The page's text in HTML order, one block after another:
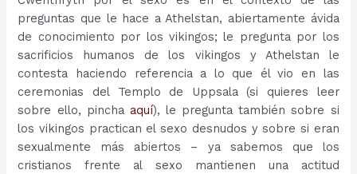
preguntas que le hace a Athelstan, abiertamente ávida
de conocimiento por los vikingos; le pregunta por los
sacrificios humanos de los vikingos y Athelstan le
contesta haciendo referencia a lo que él vio en las
ceremonias del Templo de Uppsala (si quieres leer
sobre ello, pincha aquí), le pregunta también sobre si
los vikingos practican el sexo desnudos y sobre si eran
sexualmente más abiertos – ya sabemos que los
cristianos frente al sexo mantienen una actitud